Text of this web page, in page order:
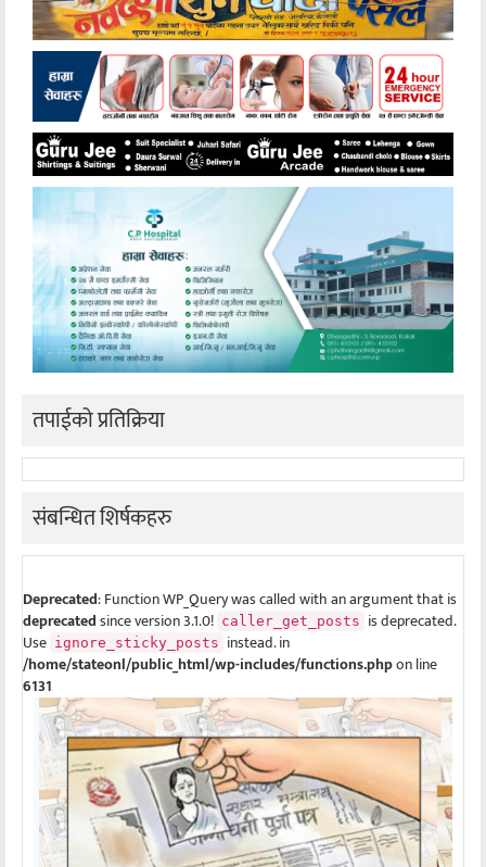
तपाईको प्रतिक्रिया
संबन्धित शिर्षकहरु
Deprecated: Function WP_Query was called with an argument that is
deprecatedsince version 3.1.0! caller_get_posts is deprecated.
Use ignore_sticky_posts instead. in
/home/stateonl/public_html/wp-includes/functions.phpon line
6131